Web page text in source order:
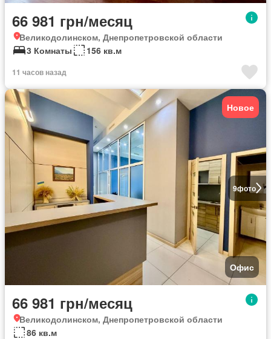
66 981 грн/месяц
Великодолинском, Днепропетровской области
3 Комнаты
156 кв.м
11 часов назад
9фото
Новое
Офис
66 981 грн/месяц
Великодолинском, Днепропетровской области
86 кв.м